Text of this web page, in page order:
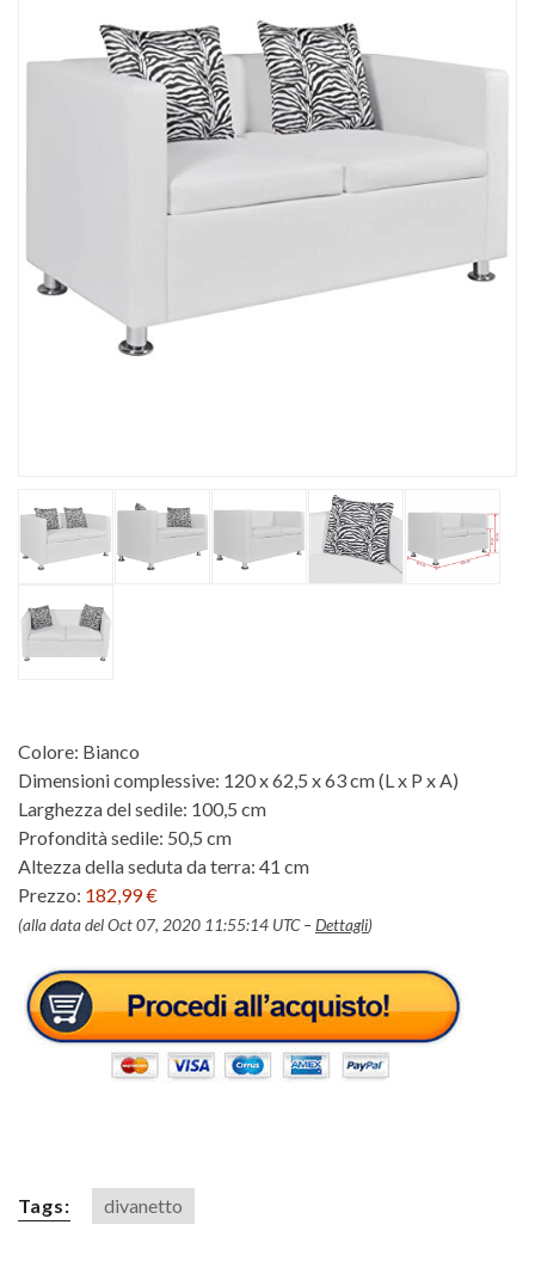
Colore: Bianco
Dimensioni complessive: 120 x 62,5 x 63 cm (L x P x A)
Larghezza del sedile: 100,5 cm
Profondità sedile: 50,5 cm
Altezza della seduta da terra: 41 cm
Prezzo: 182,99 €
(alla data del Oct 07, 2020 11:55:14 UTC – Dettagli)
Tags: divanetto